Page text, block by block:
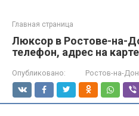
Главная страница
Люксор в Ростове-на-
телефон, адрес на
Опубликовано: Ростов-на-